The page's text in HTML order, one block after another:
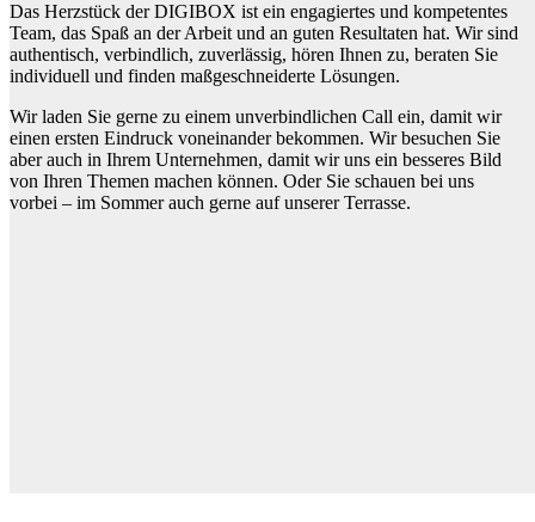
Das Herzstück der DIGIBOX ist ein engagiertes und kompetentes
Team, das Spaß an der Arbeit und an guten Resultaten hat. Wir sind
authentisch, verbindlich, zuverlässig, hören Ihnen zu, beraten Sie
individuell und finden maßgeschneiderte Lösungen.
Wir laden Sie gerne zu einem unverbindlichen Call ein, damit wir
einen ersten Eindruck voneinander bekommen. Wir besuchen Sie
aber auch in Ihrem Unternehmen, damit wir uns ein besseres Bild
von Ihren Themen machen können. Oder Sie schauen bei uns
vorbei – im Sommer auch gerne auf unserer Terrasse.